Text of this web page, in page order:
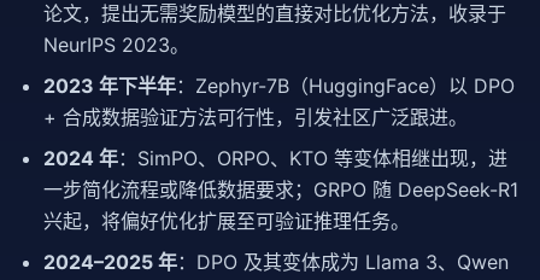
论文，提出无需奖励模型的直接对比优化方法，收录于
NeurIPS 2023。
2023 年下半年：Zephyr-7B（HuggingFace）以 DPO
+ 合成数据验证方法可行性，引发社区广泛跟进。
2024 年：SimPO、ORPO、KTO 等变体相继出现，进
一步简化流程或降低数据要求；GRPO 随 DeepSeek-R1
兴起，将偏好优化扩展至可验证推理任务。
2024–2025 年：DPO 及其变体成为 Llama 3、Qwen